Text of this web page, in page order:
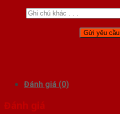
Đánh giá (0)
Đánh giá